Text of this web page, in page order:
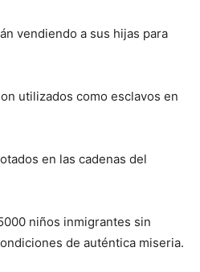
vendiendo a sus hijas para
utilizados como esclavos en
en las cadenas del
niños inmigrantes sin
de auténtica miseria.